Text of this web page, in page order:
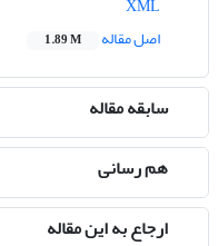
اصل مقاله
1.89 M
سابقه مقاله
هم رسانی
ارجاع به این مقاله